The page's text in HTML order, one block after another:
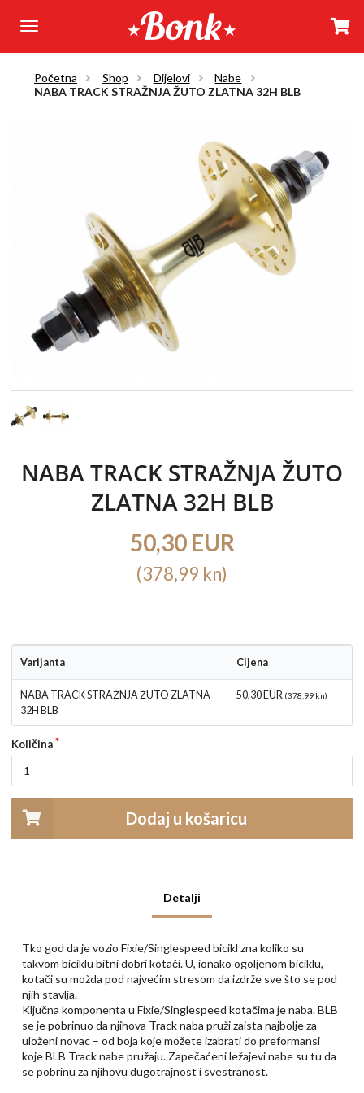
Početna Shop Dijelovi
Nabe
NABA TRACK STRAŽNJA ŽUTO ZLATNA 32H BLB
NABA TRACK STRAŽNJA ŽUTO
ZLATNA 32H BLB
50,30 EUR
(378,99 kn)
Varijanta Cijena
NABA TRACK STRAŽNJA ŽUTO ZLATNA
32H BLB
50,30 EUR (378,99 kn)
Količina
Dodaj u košaricu
Detalji
Tko god da je vozio Fixie/Singlespeed bicikl zna koliko su
takvom biciklu bitni dobri kotači. U, ionako ogoljenom biciklu,
kotači su možda pod najvećim stresom da izdrže sve što se pod
njih stavlja.
Ključna komponenta u Fixie/Singlespeed kotačima je naba. BLB
se je pobrinuo da njihova Track naba pruži zaista najbolje za
uloženi novac – od boja koje možete izabrati do preformansi
koje BLB Track nabe pružaju. Zapečaćeni ležajevi nabe su tu da
se pobrinu za njihovu dugotrajnost i svestranost.